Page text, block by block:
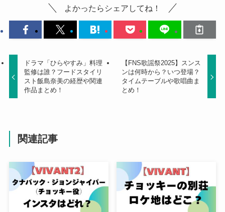
よかったらシェアしてね！
ドラマ「ひらやすみ」料理
監修は誰？フードスタイリ
スト飯島奈美の経歴や関連
作品まとめ！
【FNS歌謡祭2025】スンス
ンは何時から？いつ登場？
タイムテーブルや歌唱曲ま
とめ！
関連記事